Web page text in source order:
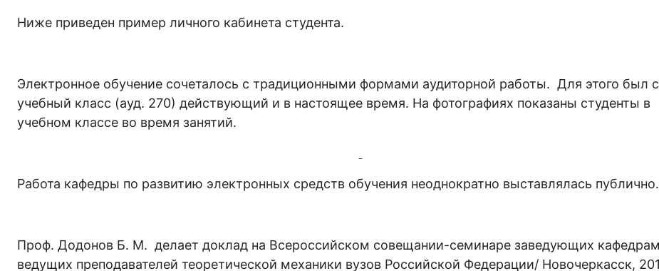
Ниже приведен пример личного кабинета студента.
Электронное обучение сочеталось с традиционными формами аудиторной работы. Для этого был
учебный класс (ауд. 270) действующий и в настоящее время. На фотографиях показаны студенты в
учебном классе во время занятий.
Работа кафедры по развитию электронных средств обучения неоднократно выставлялась публично.
Проф. Додонов Б. М. делает доклад на Всероссийском совещании-семинаре заведующих
ведущих преподавателей теоретической механики вузов Российской Федерации/ Новочеркасск,